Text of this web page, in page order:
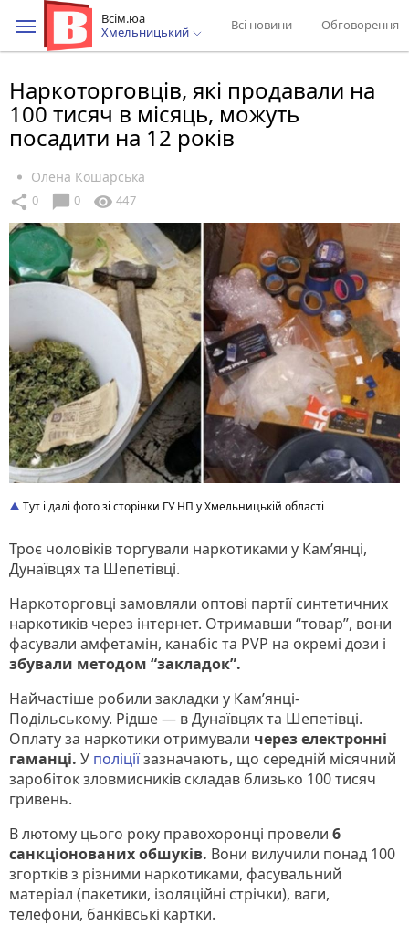
Всім.юа
Хмельницький
Всі новини Обговорення
Наркоторговців, які продавали на
100 тисяч в місяць, можуть
посадити на 12 років
Олена Кошарська
share 0 chat_bubble 0 visibility 447
Тут і далі фото зі сторінки ГУ НП у Хмельницькій області
Троє чоловіків торгували наркотиками у Кам’янці,
Дунаївцях та Шепетівці.
Наркоторговці замовляли оптові партії синтетичних
наркотиків через інтернет. Отримавши “товар”, вони
фасували амфетамін, канабіс та PVP на окремі дози і
збували методом “закладок”.
Найчастіше робили закладки у Кам’янці-
Подільському. Рідше — в Дунаївцях та Шепетівці.
Оплату за наркотики отримували через електронні
гаманці. У поліціїзазначають, що середній місячний
заробіток зловмисників складав близько 100 тисяч
гривень.
В лютому цього року правохоронці провели 6
санкціонованих обшуків. Вони вилучили понад 100
згортків з різними наркотиками, фасувальний
матеріал (пакетики, ізоляційні стрічки), ваги,
телефони, банківські картки.